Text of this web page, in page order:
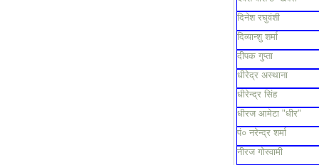
दिनेश रघुवंशी
दिव्यान्शु शर्मा
दीपक गुप्ता
धीरेद्र अस्थाना
धीरेन्द्र सिंह
धीरज आमेटा "धीर"
पं० नरेन्द्र शर्मा
नीरज गोस्वामी